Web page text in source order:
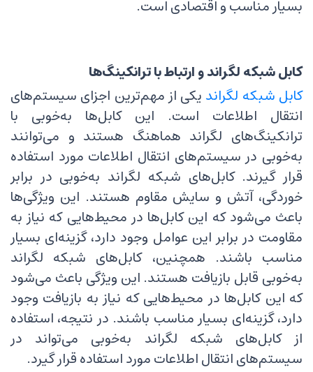
بسیار مناسب و اقتصادی است.
کابل شبکه لگراند و ارتباط با ترانکینگ‌ها
کابل شبکه لگراند یکی از مهم‌ترین اجزای سیستم‌های
انتقال اطلاعات است. این کابل‌ها به‌خوبی با
ترانکینگ‌های لگراند هماهنگ هستند و می‌توانند
به‌خوبی در سیستم‌های انتقال اطلاعات مورد استفاده
قرار گیرند. کابل‌های شبکه لگراند به‌خوبی در برابر
خوردگی، آتش و سایش مقاوم هستند. این ویژگی‌ها
باعث می‌شود که این کابل‌ها در محیط‌هایی که نیاز به
مقاومت در برابر این عوامل وجود دارد، گزینه‌ای بسیار
مناسب باشند. همچنین، کابل‌های شبکه لگراند
به‌خوبی قابل بازیافت هستند. این ویژگی باعث می‌شود
که این کابل‌ها در محیط‌هایی که نیاز به بازیافت وجود
دارد، گزینه‌ای بسیار مناسب باشند. در نتیجه، استفاده
از کابل‌های شبکه لگراند به‌خوبی می‌تواند در
سیستم‌های انتقال اطلاعات مورد استفاده قرار گیرد.